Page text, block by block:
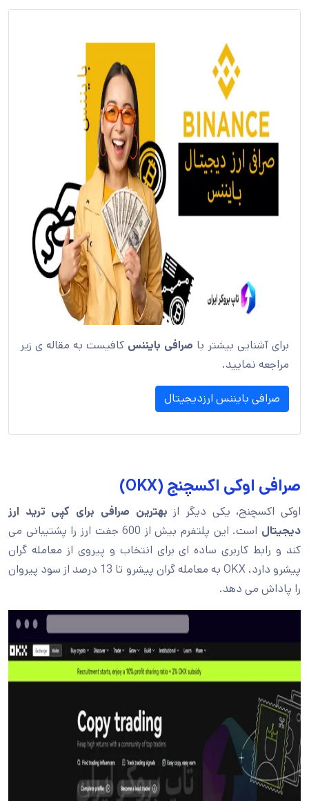
برای آشنایی بیشتر با صرافی بایننس کافیست به مقاله ی زیر
مراجعه نمایید.
صرافی بایننس ارزدیجیتال
صرافی اوکی اکسچنج (OKX)
اوکی اکسچنج، یکی دیگر از بهترین صرافی برای کپی ترید ارز
دیجیتال
است. این پلتفرم بیش از 600 جفت ارز را پشتیبانی می
کند و رابط کاربری ساده ای برای انتخاب و پیروی از معامله گران
پیشرو دارد. OKX به معامله گران پیشرو تا 13 درصد از سود پیروان
را پاداش می دهد.